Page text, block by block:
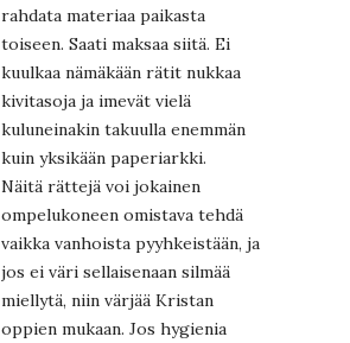
rahdata materiaa paikasta
toiseen. Saati maksaa siitä. Ei
kuulkaa nämäkään rätit nukkaa
kivitasoja ja imevät vielä
kuluneinakin takuulla enemmän
kuin yksikään paperiarkki.
Näitä rättejä voi jokainen
ompelukoneen omistava tehdä
vaikka vanhoista pyyhkeistään, ja
jos ei väri sellaisenaan silmää
miellytä, niin värjää Kristan
oppien mukaan. Jos hygienia